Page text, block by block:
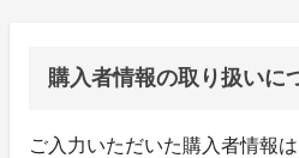
購入者情報の取り扱いに
ご入力いただいた購入者情報